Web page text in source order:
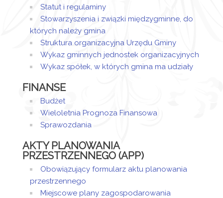
Dodane
załączniki
Zawiadomienie
2020
Statut i regulaminy
Stowarzyszenia i związki międzygminne, do
których należy gmina
Struktura organizacyjna Urzędu Gminy
Wykaz gminnych jednostek organizacyjnych
Wykaz spółek, w których gmina ma udziały
FINANSE
Budżet
Wieloletnia Prognoza Finansowa
Sprawozdania
AKTY PLANOWANIA
PRZESTRZENNEGO (APP)
Obowiązujący formularz aktu planowania
przestrzennego
Miejscowe plany zagospodarowania